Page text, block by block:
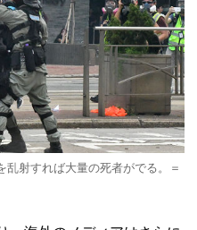
射すれば大量の死者がでる。＝